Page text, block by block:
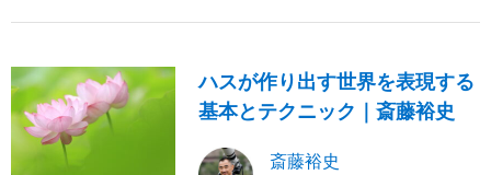
ハスが作り出す世界を表現する
基本とテクニック｜斎藤裕史
斎藤裕史